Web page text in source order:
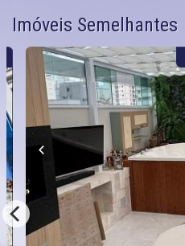
Imóveis Semelhantes